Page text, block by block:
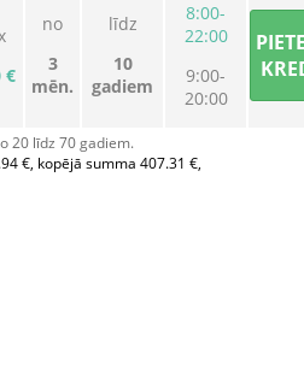
€
no
3
mēn.
līdz
10
gadiem
8:00-
22:00
9:00-
20:00
20 līdz 70 gadiem.
€, kopējā summa 407.31 €,